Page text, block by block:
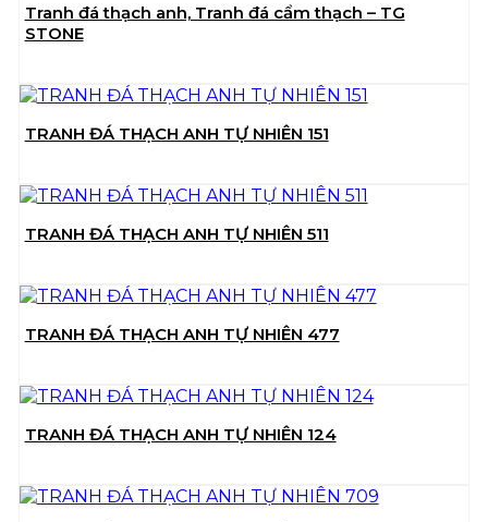
Tranh đá thạch anh, Tranh đá cẩm thạch – TG
STONE
TRANH ĐÁ THẠCH ANH TỰ NHIÊN 151
TRANH ĐÁ THẠCH ANH TỰ NHIÊN 511
TRANH ĐÁ THẠCH ANH TỰ NHIÊN 477
TRANH ĐÁ THẠCH ANH TỰ NHIÊN 124